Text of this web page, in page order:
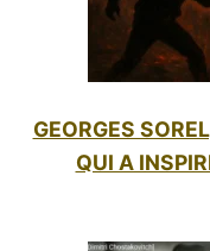
GEORGES
QUI A